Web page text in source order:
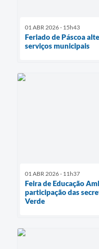
01 ABR 2026 - 15h43
Feriado de Páscoa
serviços municipais
01 ABR 2026 - 11h37
Feira de Educação
participação das
Verde